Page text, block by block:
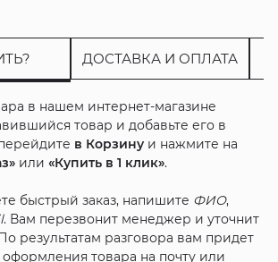
ДОСТАВКА И ОПЛАТА
в нашем интернет-магазине
товар и добавьте его в
в Корзинуи нажмите на
или «Купить в 1 клик».
быстрый заказ, напишите ФИО,
. Вам перезвонит менеджер и уточнит
результатам разговора вам придет
товара на почту или